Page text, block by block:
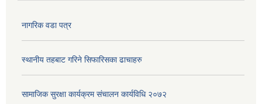
नागरिक वडा पत्र
स्थानीय तहबाट गरिने सिफारिसका ढाचाहरु
सामाजिक सुरक्षा कार्यक्रम संचालन कार्यविधि २०७२